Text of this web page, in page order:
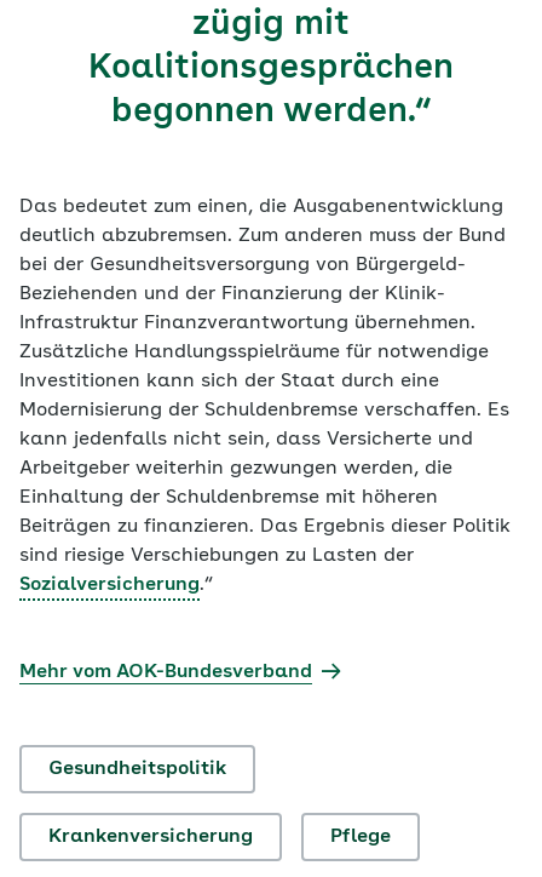
zügig mit
Koalitionsgesprächen
begonnen werden.“
Das bedeutet zum einen, die Ausgabenentwicklung
deutlich abzubremsen. Zum anderen muss der Bund
bei der Gesundheitsversorgung von Bürgergeld-
Beziehenden und der Finanzierung der Klinik-
Infrastruktur Finanzverantwortung übernehmen.
Zusätzliche Handlungsspielräume für notwendige
Investitionen kann sich der Staat durch eine
Modernisierung der Schuldenbremse verschaffen. Es
kann jedenfalls nicht sein, dass Versicherte und
Arbeitgeber weiterhin gezwungen werden, die
Einhaltung der Schuldenbremse mit höheren
Beiträgen zu finanzieren. Das Ergebnis dieser Politik
sind riesige Verschiebungen zu Lasten der
Sozialversicherung.“
Mehr vom AOK-Bundesverband
Gesundheitspolitik
Krankenversicherung Pflege